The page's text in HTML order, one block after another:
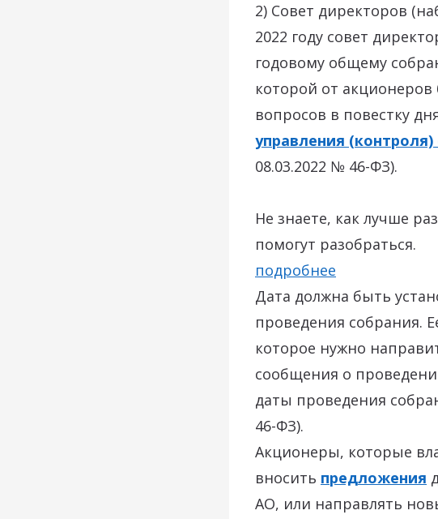
2) Совет директоров
2022 году совет
годовому общему
которой от
вопросов в повестку
управления
08.03.2022 № 46-ФЗ).
Не знаете, как лучше
помогут разобраться.
подробнее
Дата должна быть
проведения собрания.
которое нужно
сообщения о
даты проведения
46-ФЗ).
Акционеры, которые
вносить предложения
АО, или направлять